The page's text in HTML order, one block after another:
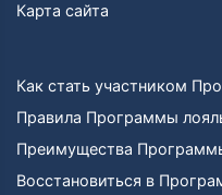
Карта сайта
Как стать участником
Правила Программы
Преимущества
Восстановиться в